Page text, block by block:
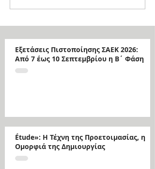
Εξετάσεις Πιστοποίησης ΣΑΕΚ 2026:
Από 7 έως 10 Σεπτεμβρίου η Β΄ Φάση
Étude»: Η Τέχνη της Προετοιμασίας, η
Ομορφιά της Δημιουργίας